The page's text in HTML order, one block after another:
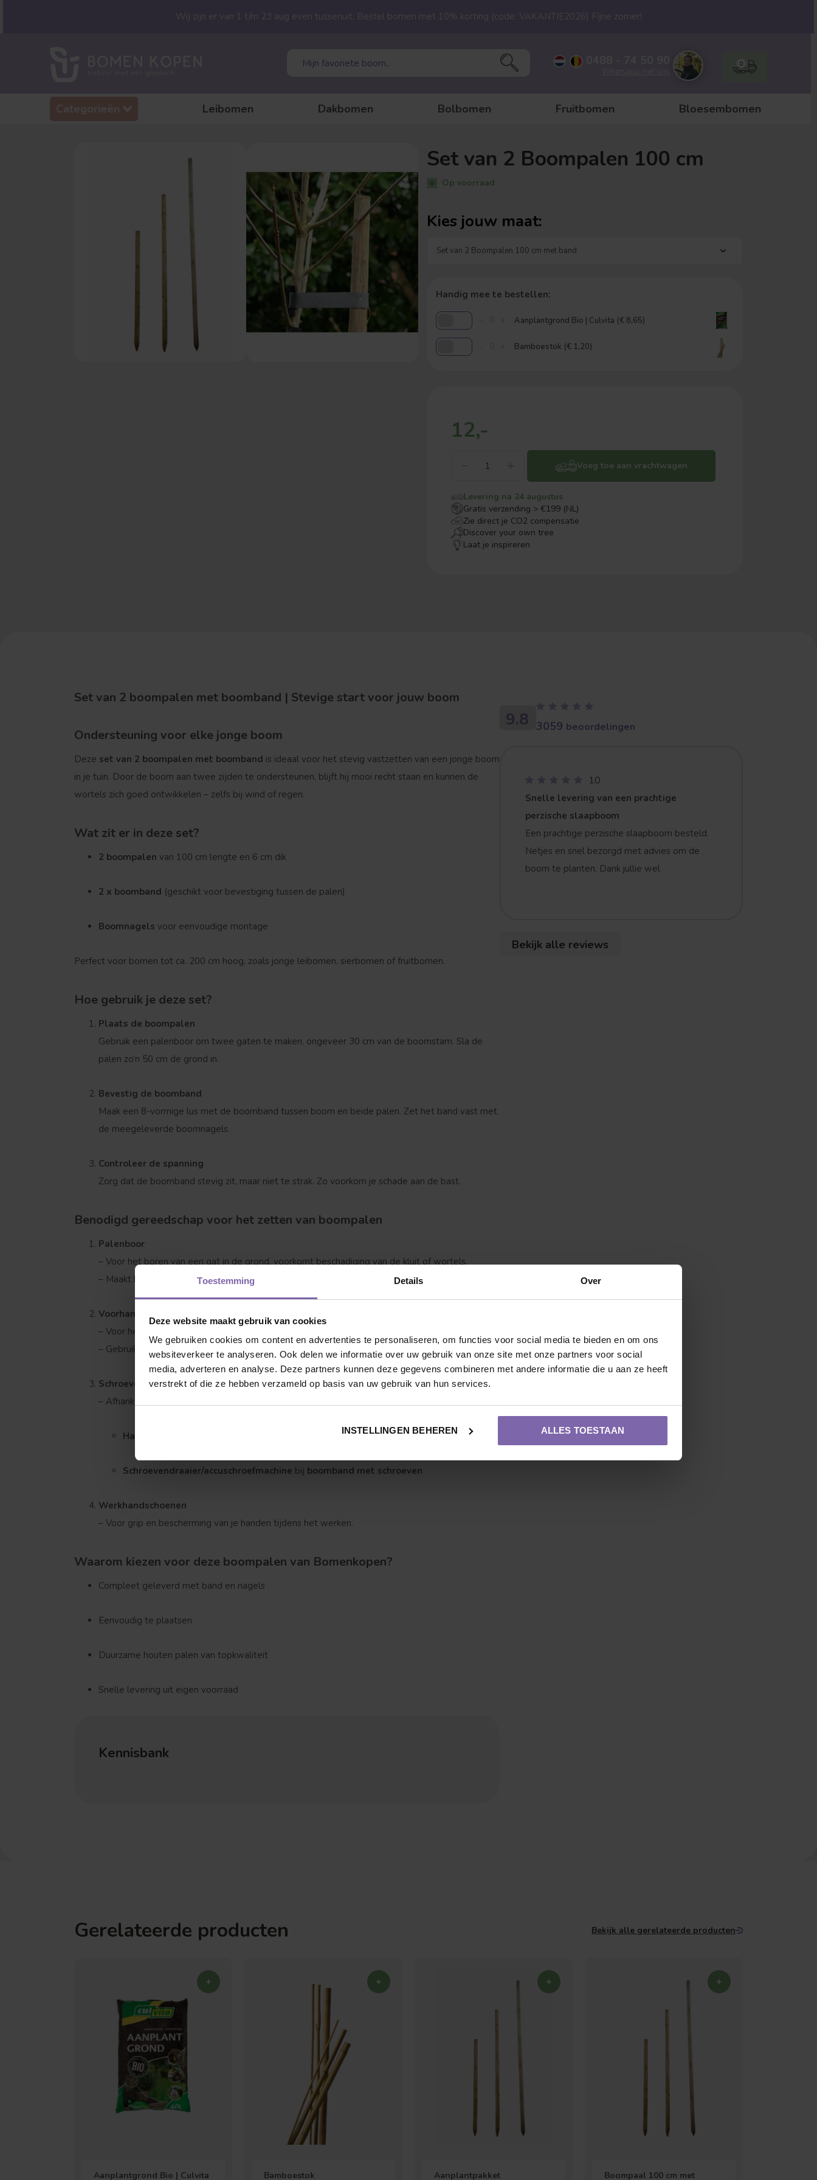
Toestemming Details Over
Deze website maakt gebruik van cookies
We gebruiken cookies om content en advertenties te personaliseren, om functies voor social media te bieden en om ons
websiteverkeer te analyseren. Ook delen we informatie over uw gebruik van onze site met onze partners voor social
media, adverteren en analyse. Deze partners kunnen deze gegevens combineren met andere informatie die u aan ze heeft
verstrekt of die ze hebben verzameld op basis van uw gebruik van hun services.
INSTELLINGEN BEHEREN ALLES TOESTAAN
Leibomen Dakbomen Bolbomen Fruitbomen Bloesembomen
0
Wij zijn er van 1 t/m 23 aug even tussenuit. Bestel bomen met 10% korting (code: VAKANTIE2026) FIjne zomer!
Set van 2 Boompalen 100 cm
Op voorraad
Kies jouw maat:
Handig mee te bestellen:
Aanplantgrond Bio | Culvita (€ 8,65)
Bamboestok (€ 1,20)
12,-
Voeg toe aan vrachtwagen
Levering na 24 augustus
Gratis verzending > €199 (NL)
Zie direct je CO2 compensatie
Discover your own tree
Laat je inspireren
Set van 2 boompalen met boomband | Stevige start voor jouw boom
Ondersteuning voor elke jonge boom
Deze set van 2 boompalen met boomband is ideaal voor het stevig vastzetten van een jonge boom
in je tuin. Door de boom aan twee zijden te ondersteunen, blijft hij mooi recht staan en kunnen de
wortels zich goed ontwikkelen – zelfs bij wind of regen.
Wat zit er in deze set?
2 boompalen van 100 cm lengte en 6 cm dik
2 x boomband (geschikt voor bevestiging tussen de palen)
Boomnagels voor eenvoudige montage
Perfect voor bomen tot ca. 200 cm hoog, zoals jonge leibomen, sierbomen of fruitbomen.
Hoe gebruik je deze set?
Plaats de boompalen
Gebruik een palenboor om twee gaten te maken, ongeveer 30 cm van de boomstam. Sla de
palen zo’n 50 cm de grond in.
Bevestig de boomband
Maak een 8-vormige lus met de boomband tussen boom en beide palen. Zet het band vast met
de meegeleverde boomnagels.
Controleer de spanning
Zorg dat de boomband stevig zit, maar niet te strak. Zo voorkom je schade aan de bast.
Benodigd gereedschap voor het zetten van boompalen
Palenboor
– Voor het boren van een gat in de grond, voorkomt beschadiging van de kluit of wortels.
– Maakt het gemakkelijker om de paal recht en diep te plaatsen.
Voorhamer of rubberen hamer
– Voor het stevig in de grond slaan van de boompalen (ongeveer 50 cm diep).
– Gebruik een rubberen hamer om de paalkop niet te beschadigen.
Schroevendraaier of hamer
– Afhankelijk van het type bevestigingsmateriaal:
Hamer boomband met boomnagels
Schroevendraaier/accuschroefmachine bij boomband met schroeven
Werkhandschoenen
– Voor grip en bescherming van je handen tijdens het werken.
Waarom kiezen voor deze boompalen van Bomenkopen?
Compleet geleverd met band en nagels
Eenvoudig te plaatsen
Duurzame houten palen van topkwaliteit
Snelle levering uit eigen voorraad
Kennisbank
9.8 3059 beoordelingen
10
Snelle levering van een prachtige
perzische slaapboom
Een prachtige perzische slaapboom besteld.
Netjes en snel bezorgd met advies om de
boom te planten. Dank jullie wel
Bekijk alle reviews
Gerelateerde producten Bekijk alle gerelateerde producten
Aanplantgrond Bio | Culvita Bamboestok Aanplantpakket Boompaal 100 cm met
Leivorm Dakvorm Bolvorm Verspreide vorm
Treurvorm